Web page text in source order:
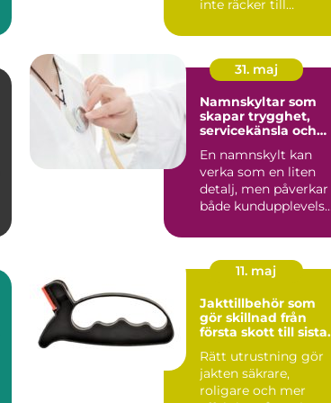
inte räcker till
grundläggand...
31. maj
Namnskyltar som
skapar trygghet,
servicekänsla och
En namnskylt kan
verka som en liten
detalj, men påverkar
både
v...
11. maj
Jakttillbehör som
gör skillnad från
första skott till sista
Rätt utrustning gör
jakten säkrare,
roligare och mer